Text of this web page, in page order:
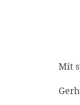
Mit